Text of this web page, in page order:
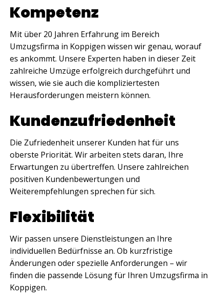
Kompetenz
Mit über 20 Jahren Erfahrung im Bereich
Umzugsfirma in Koppigen wissen wir genau, worauf
es ankommt. Unsere Experten haben in dieser Zeit
zahlreiche Umzüge erfolgreich durchgeführt und
wissen, wie sie auch die kompliziertesten
Herausforderungen meistern können.
Kundenzufriedenheit
Die Zufriedenheit unserer Kunden hat für uns
oberste Priorität. Wir arbeiten stets daran, Ihre
Erwartungen zu übertreffen. Unsere zahlreichen
positiven Kundenbewertungen und
Weiterempfehlungen sprechen für sich.
Flexibilität
Wir passen unsere Dienstleistungen an Ihre
individuellen Bedürfnisse an. Ob kurzfristige
Änderungen oder spezielle Anforderungen – wir
finden die passende Lösung für Ihren Umzugsfirma in
Koppigen.